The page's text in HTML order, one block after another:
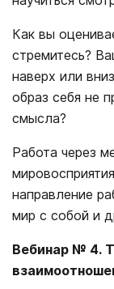
Как вы
стремитесь?
наверх или
образ себя не
смысла?
Работа через
направление
мир с собой и
Вебинар № 4.